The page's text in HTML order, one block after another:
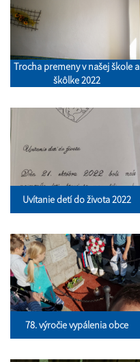
Trocha premeny v našej škole a
škôlke 2022
Uvítanie detí do života 2022
78. výročie vypálenia obce